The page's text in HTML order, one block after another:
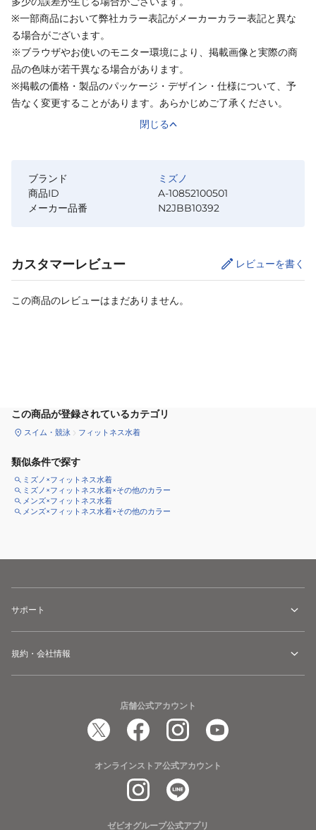
※一部商品において弊社カラー表記がメーカーカラー表記と異な
る場合がございます。
※ブラウザやお使いのモニター環境により、掲載画像と実際の商
品の色味が若干異なる場合があります。
※掲載の価格・製品のパッケージ・デザイン・仕様について、予
告なく変更することがあります。あらかじめご了承ください。
閉じる
ブランド
ミズノ
商品ID
A-10852100501
メーカー品番
N2JBB10392
カスタマーレビュー レビューを書く
この商品のレビューはまだありません。
この商品が登録されているカテゴリ
スイム・競泳 フィットネス水着
類似条件で探す
ミズノ×フィットネス水着
ミズノ×フィットネス水着×その他のカラー
メンズ×フィットネス水着
メンズ×フィットネス水着×その他のカラー
サポート
規約・会社情報
店舗公式アカウント
オンラインストア公式アカウント
ゼビオグループ公式アプリ